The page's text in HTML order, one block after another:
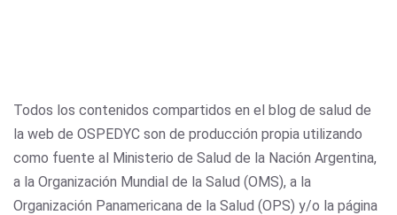
Todos los contenidos compartidos en el blog de salud de
la web de OSPEDYC son de producción propia utilizando
como fuente al Ministerio de Salud de la Nación Argentina,
a la Organización Mundial de la Salud (OMS), a la
Organización Panamericana de la Salud (OPS) y/o la página